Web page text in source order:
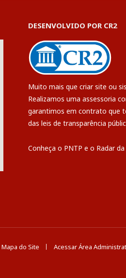
DESENVOLVIDO POR CR2
Muito mais que criar site ou
Realizamos uma assessoria
garantimos em contrato que
das leis de transparência
Conheça o PNTP e o Radar
Mapa do Site Acessar Área